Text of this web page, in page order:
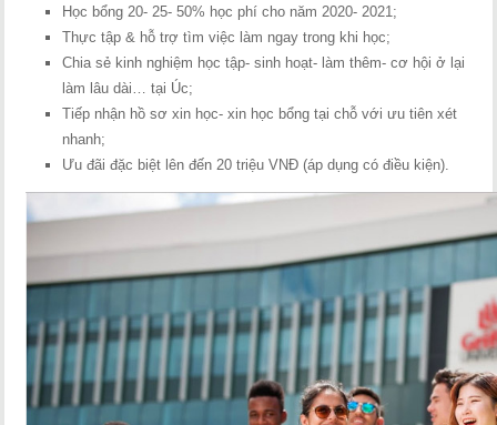
Học bổng 20- 25- 50% học phí cho năm 2020- 2021;
Thực tập & hỗ trợ tìm việc làm ngay trong khi học;
Chia sẻ kinh nghiệm học tập- sinh hoạt- làm thêm- cơ hội ở lại
làm lâu dài… tại Úc;
Tiếp nhận hồ sơ xin học- xin học bổng tại chỗ với ưu tiên xét
nhanh;
Ưu đãi đặc biệt lên đến 20 triệu VNĐ (áp dụng có điều kiện).